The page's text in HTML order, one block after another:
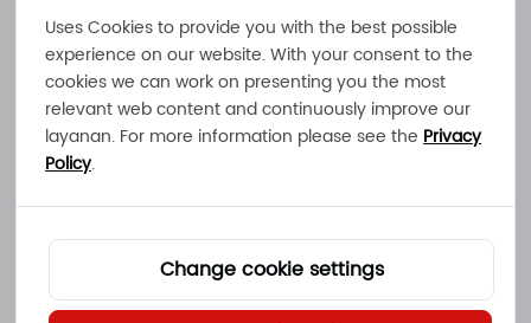
karavan, mesin pembersih lantai, lift
hidrolik, peralatan pertanian, perahu,
kapal pesiar
dokumen
lembar data teknis
panduan pengguna
Uses Cookies to provide you with the best possible
experience on our website. With your consent to the
cookies we can work on presenting you the most
relevant web content and continuously improve our
layanan. For more information please see the Privacy
Policy.
Change cookie settings